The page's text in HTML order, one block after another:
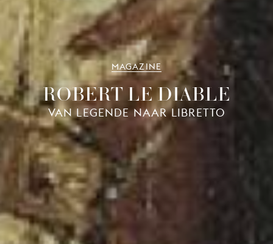
MAGAZINE
ROBERT LE DIABLE
VAN LEGENDE NAAR LIBRETTO